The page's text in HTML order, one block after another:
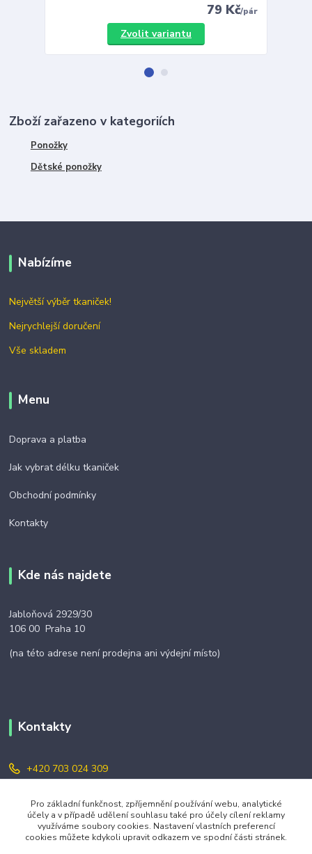
79 Kč/pár
Zvolit variantu
Zboží zařazeno v kategoriích
Ponožky
Dětské ponožky
Nabízíme
Největší výběr tkaniček!
Nejrychlejší doručení
Vše skladem
Menu
Doprava a platba
Jak vybrat délku tkaniček
Obchodní podmínky
Kontakty
Kde nás najdete
Jabloňová 2929/30
106 00 Praha 10
(na této adrese není prodejna ani výdejní místo)
Kontakty
+420 703 024 309
objednavky@zavazuj.cz
Pro základní funkčnost, zpříjemnění používání webu, analytické
účely a v případě udělení souhlasu také pro účely cílení reklamy
využíváme soubory cookies. Nastavení vlastních preferencí
cookies můžete kdykoli upravit odkazem ve spodní části stránek.